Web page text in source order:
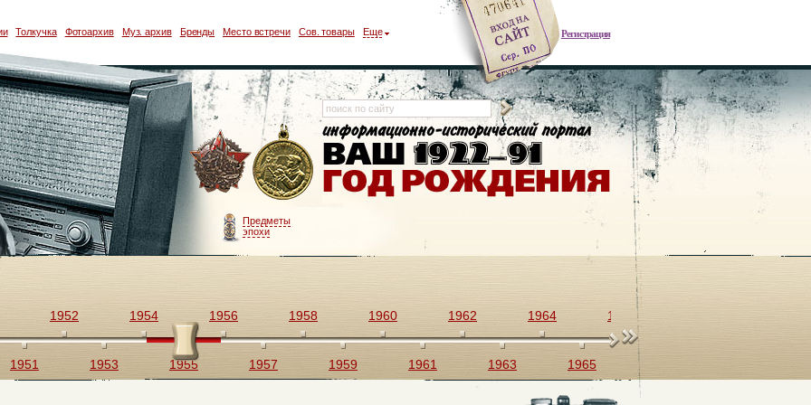
Регистрация
Толкучка Фотоархив Муз. архив Бренды Место встречи Сов. товары Еще
Предметы
эпохи
1951
1952
1953
1954
1955
1956
1957
1958
1959
1960
1961
1962
1963
1964
1965
1966